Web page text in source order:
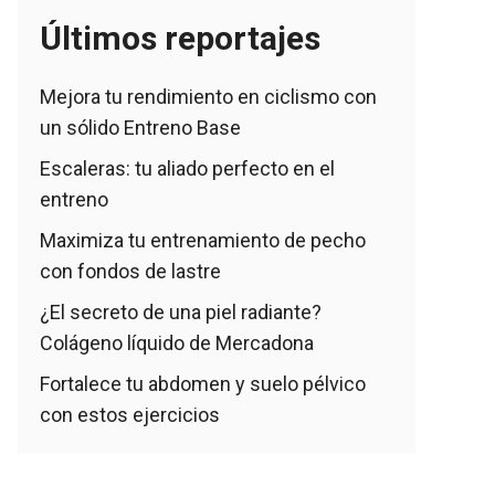
Últimos reportajes
Mejora tu rendimiento en ciclismo con
un sólido Entreno Base
Escaleras: tu aliado perfecto en el
entreno
Maximiza tu entrenamiento de pecho
con fondos de lastre
¿El secreto de una piel radiante?
Colágeno líquido de Mercadona
Fortalece tu abdomen y suelo pélvico
con estos ejercicios